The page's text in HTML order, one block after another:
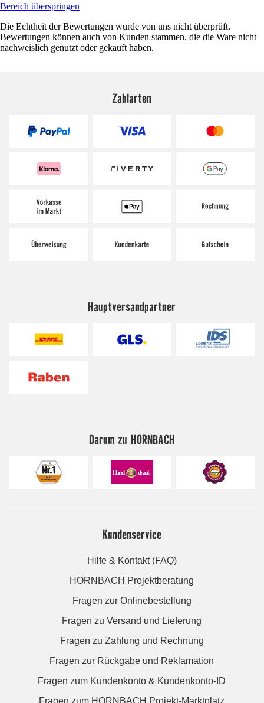
Bereich überspringen
Die Echtheit der Bewertungen wurde von uns nicht überprüft.
Bewertungen können auch von Kunden stammen, die die Ware nicht
nachweislich genutzt oder gekauft haben.
Zahlarten
Hauptversandpartner
Darum zu HORNBACH
Kundenservice
Hilfe & Kontakt (FAQ)
HORNBACH Projektberatung
Fragen zur Onlinebestellung
Fragen zu Versand und Lieferung
Fragen zu Zahlung und Rechnung
Fragen zur Rückgabe und Reklamation
Fragen zum Kundenkonto & Kundenkonto-ID
Fragen zum HORNBACH Projekt-Marktplatz